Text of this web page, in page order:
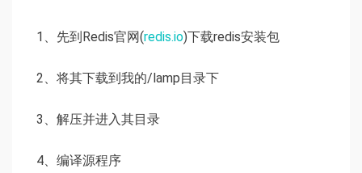
1、先到Redis官网(redis.io)下载redis安装包
2、将其下载到我的/lamp目录下
3、解压并进入其目录
4、编译源程序